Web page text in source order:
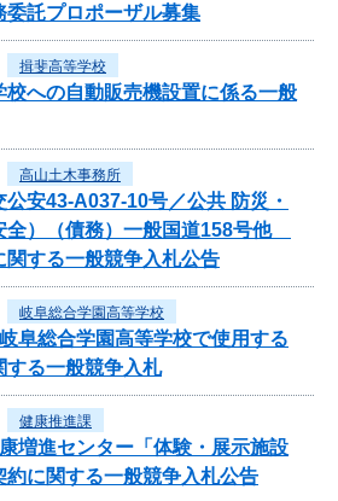
委託プロポーザル募集
揖斐高等学校
校への自動販売機設置に係る一般
高山土木事務所
公安43-A037-10号／公共 防災・
全）（債務）一般国道158号他
関する一般競争入札公告
岐阜総合学園高等学校
阜総合学園高等学校で使用する
する一般競争入札
健康推進課
増進センター「体験・展示施設
約に関する一般競争入札公告